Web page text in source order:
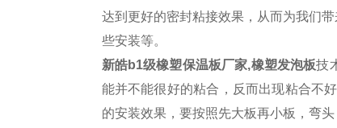
达到更好的密封粘接效果，从而为我们
些安装等。
新皓b1级橡塑保温板厂家,橡塑发泡板技
能并不能很好的粘合，反而出现粘合不
的安装效果，要按照先大板再小板，弯